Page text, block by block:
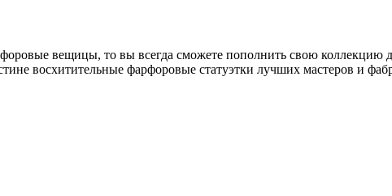
вещицы, то вы всегда сможете пополнить свою
восхитительные фарфоровые статуэтки лучших мастеров и